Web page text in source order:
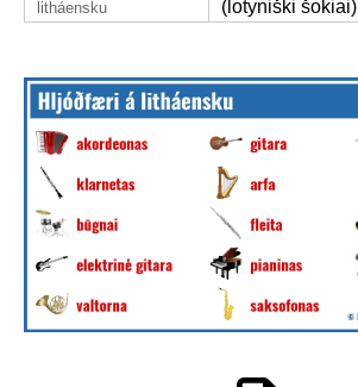
litháensku
(lotyniški šokiai)